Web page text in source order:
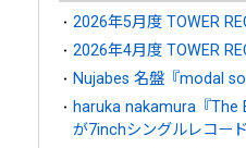
2026年5月度 TOWER
2026年4月度 TOWER
Nujabes 名盤『modal
haruka nakamura『The
が7inchシングルレコー